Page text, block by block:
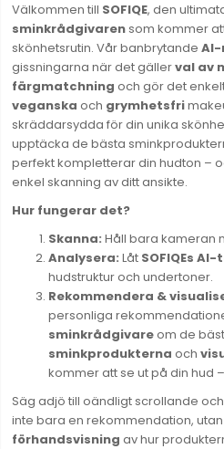
Välkommen till SOFIQE, den
sminkrådgivarensom kommer
skönhetsrutin. Vår banbrytande
gissningarna när det gällerval av
färgmatchning och gör det
veganska och grymhetsfri
skräddarsydda för din unika
upptäcka de bästa
perfekt kompletterar din hudton –
enkel skanning av ditt ansikte.
Hur fungerar det?
Skanna: Håll bara kameran
Analysera: Låt SOFIQEs
hudstruktur och undertoner.
Rekommendera &
personliga
sminkrådgivareom de
sminkprodukterna och
kommer att se ut på din hud
Säg adjö till oändligt scrollande
inte bara en rekommendation,
förhandsvisning av hur